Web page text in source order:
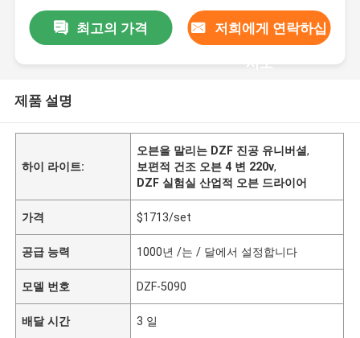
최고의 가격 저희에게 연락하십
시오
제품 설명
하이 라이트:
오븐을 말리는 DZF 진공 유니버셜,
보편적 건조 오븐 4 변 220v,
DZF 실험실 산업적 오븐 드라이어
가격 $1713/set
공급 능력 1000년 /는 / 달에서 설정합니다
모델 번호 DZF-5090
배달 시간 3 일